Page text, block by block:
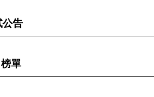
告
單